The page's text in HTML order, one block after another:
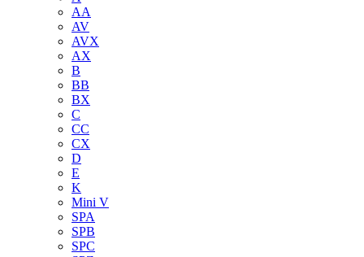
AA
AV
AVX
AX
B
BB
BX
C
CC
CX
D
E
K
Mini V
SPA
SPB
SPC